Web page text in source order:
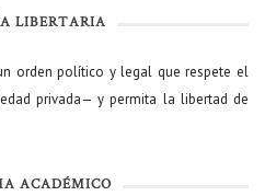
LIBERTARIA
orden político y legal que respete el
privada— y permita la libertad de
ACADÉMICO